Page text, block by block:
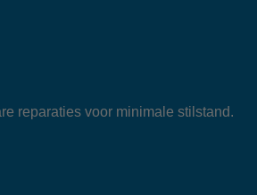
reparaties voor minimale stilstand.